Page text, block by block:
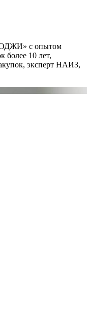
с опытом
более 10 лет,
эксперт НАИЗ,